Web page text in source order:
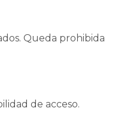
Queda prohibida
de acceso.